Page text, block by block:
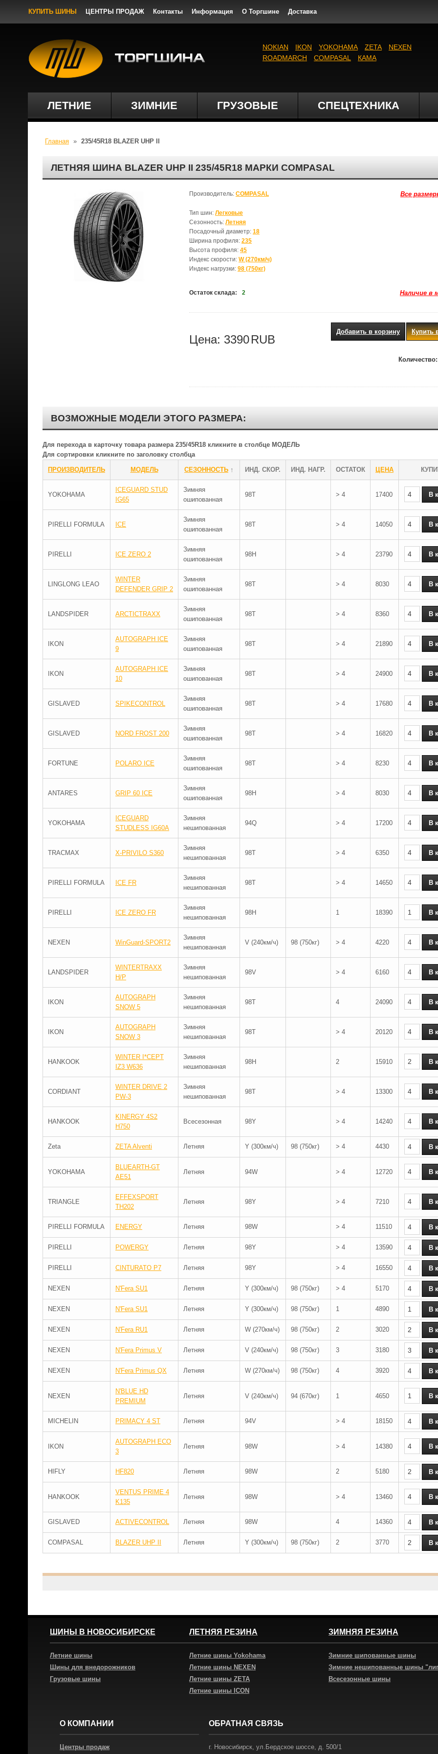
КУПИТЬ ШИНЫ ЦЕНТРЫ ПРОДАЖ Контакты Информация О Торгшине Доставка
ЛЕТНИЕ ЗИМНИЕ ГРУЗОВЫЕ СПЕЦТЕХНИКА
NOKIAN IKON YOKOHAMA ZETA
NEXEN
ROADMARCH
COMPASAL КАМА
Главная » 235/45R18 BLAZER UHP II
ЛЕТНЯЯ ШИНА BLAZER UHP II 235/45R18 МАРКИ COMPASAL
Все
Производитель: COMPASAL
Тип шин: Легковые
Сезонность: Летняя
Посадочный диаметр: 18
Ширина профиля: 235
Высота профиля: 45
Индекс скорости: W (270км/ч)
Индекс нагрузки: 98 (750кг)
Остаток склада: 2 Наличие в
Цена: 3390RUB
Купить
Добавить в корзину
Количество:
ВОЗМОЖНЫЕ МОДЕЛИ ЭТОГО РАЗМЕРА:
Для перехода в карточку товара размера 235/45R18 кликните в столбце МОДЕЛЬ
Для сортировки кликните по заголовку столбца
ПРОИЗВОДИТЕЛЬ МОДЕЛЬ СЕЗОННОСТЬ ↑ ИНД. СКОР. ИНД. НАГР. ОСТАТОК ЦЕНА
YOKOHAMA
ICEGUARD STUD
IG65
Зимняя
ошипованная
98T > 4 17400
PIRELLI FORMULA ICE
Зимняя
ошипованная
98T > 4 14050
PIRELLI ICE ZERO 2
Зимняя
ошипованная
98H > 4 23790
LINGLONG LEAO
WINTER
DEFENDER GRIP 2
Зимняя
ошипованная
98T > 4 8030
LANDSPIDER ARCTICTRAXX
Зимняя
ошипованная
98T > 4 8360
IKON
AUTOGRAPH ICE
9
Зимняя
ошипованная
98T > 4 21890
IKON
AUTOGRAPH ICE
10
Зимняя
ошипованная
98T > 4 24900
GISLAVED SPIKECONTROL
Зимняя
ошипованная
98T > 4 17680
GISLAVED NORD FROST 200
Зимняя
ошипованная
98T > 4 16820
FORTUNE POLARO ICE
Зимняя
ошипованная
98T > 4 8230
ANTARES GRIP 60 ICE
Зимняя
ошипованная
98H > 4 8030
YOKOHAMA
ICEGUARD
STUDLESS IG60A
Зимняя
нешипованная
94Q > 4 17200
TRACMAX X-PRIVILO S360
Зимняя
нешипованная
98T > 4 6350
PIRELLI FORMULA ICE FR
Зимняя
нешипованная
98T > 4 14650
PIRELLI ICE ZERO FR
Зимняя
нешипованная
98H 1 18390
NEXEN WinGuard-SPORT2
Зимняя
нешипованная
V (240км/ч) 98 (750кг) > 4 4220
LANDSPIDER
WINTERTRAXX
H/P
Зимняя
нешипованная
98V > 4 6160
IKON
AUTOGRAPH
SNOW 5
Зимняя
нешипованная
98T 4 24090
IKON
AUTOGRAPH
SNOW 3
Зимняя
нешипованная
98T > 4 20120
HANKOOK
WINTER I*CEPT
IZ3 W636
Зимняя
нешипованная
98H 2 15910
CORDIANT
WINTER DRIVE 2
PW-3
Зимняя
нешипованная
98T > 4 13300
HANKOOK
KINERGY 4S2
H750
Всесезонная 98Y > 4 14240
Zeta ZETA Alventi Летняя Y (300км/ч) 98 (750кг) > 4 4430
YOKOHAMA
BLUEARTH-GT
AE51
Летняя 94W > 4 12720
TRIANGLE
EFFEXSPORT
TH202
Летняя 98Y > 4 7210
PIRELLI FORMULA ENERGY Летняя 98W > 4 11510
PIRELLI POWERGY Летняя 98Y > 4 13590
PIRELLI CINTURATO P7 Летняя 98Y > 4 16550
NEXEN N'Fera SU1 Летняя Y (300км/ч) 98 (750кг) > 4 5170
NEXEN N'Fera SU1 Летняя Y (300км/ч) 98 (750кг) 1 4890
NEXEN N'Fera RU1 Летняя W (270км/ч) 98 (750кг) 2 3020
NEXEN N'Fera Primus V Летняя V (240км/ч) 98 (750кг) 3 3180
NEXEN N'Fera Primus QX Летняя W (270км/ч) 98 (750кг) 4 3920
NEXEN
N'BLUE HD
PREMIUM
Летняя V (240км/ч) 94 (670кг) 1 4650
MICHELIN PRIMACY 4 ST Летняя 94V > 4 18150
IKON
AUTOGRAPH ECO
3
Летняя 98W > 4 14380
HIFLY HF820 Летняя 98W 2 5180
HANKOOK
VENTUS PRIME 4
K135
Летняя 98W > 4 13460
GISLAVED ACTIVECONTROL Летняя 98W 4 14360
COMPASAL BLAZER UHP II Летняя Y (300км/ч) 98 (750кг) 2 3770
ШИНЫ В НОВОСИБИРСКЕ
Летние шины
Шины для внедорожников
Грузовые шины
ЛЕТНЯЯ РЕЗИНА
Летние шины Yokohama
Летние шины NEXEN
Летние шины ZETA
Летние шины ICON
ЗИМНЯЯ РЕЗИНА
Зимние шипованные шины
Зимние нешипованные шины
Всесезонные шины
О КОМПАНИИ
Центры продаж
ОБРАТНАЯ СВЯЗЬ
г. Новосибирск, ул.Бердское шоссе, д. 500/1